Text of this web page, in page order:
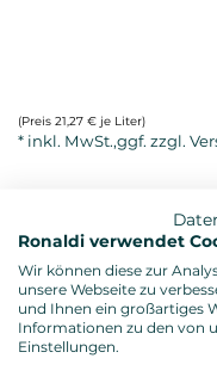
(Preis 21,27 € je Liter)
Rotwein, trocken
Ronaldi verwendet
Wir können diese zur
unsere Webseite zu
und Ihnen ein großartiges
Informationen zu den von
Einstellungen.